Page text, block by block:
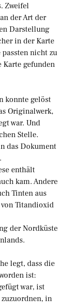
Zweifel
der Art der
Darstellung
in der Karte
nicht zu
Karte gefunden
konnte gelöst
Originalwerk,
war. Und
Stelle.
das Dokument
enthält
kam. Andere
Tinten aus
von Titandioxid
der Nordküste
legt, dass die
ist:
war, ist
in